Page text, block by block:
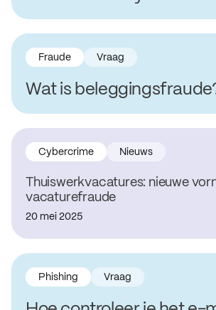
Wat is
Fraude Vraag
Thuiswerkvacatures: nieuwe
vacaturefraude
Cybercrime Nieuws
20 mei 2025
Phishing Vraag